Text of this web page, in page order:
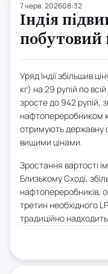
7 черв. 202608:32
Індія
побутовий
Уряд Індії збільшив
кг) на 29 рупій по
зросте до 942 рупій,
нафтопереробником
отримують державну
вищими цінами.
Зростання вартості
Близькому Сході,
нафтопереробників,
третин необхідного
традиційно